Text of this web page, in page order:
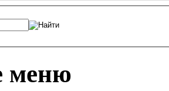
меню